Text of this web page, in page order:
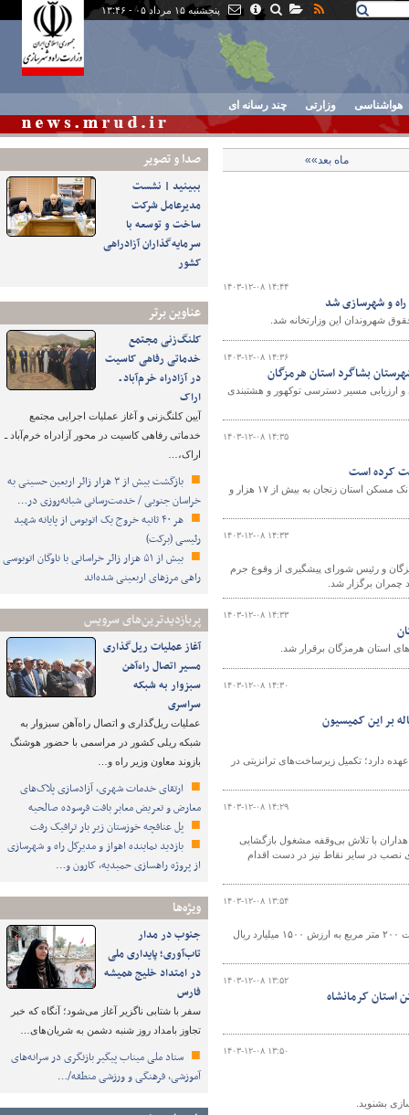
پنجشنبه ۱۵ مرداد ۰۵ - ۱۳:۴۶
هواشناسی وزارتی چند رسانه ای
صدا و تصوير
ببینید | نشست
مدیرعامل شرکت
ساخت و توسعه با
سرمایه‌گذاران آزادراهی
کشور
عناوین برتر
کلنگ‌زنی مجتمع
خدماتی رفاهی کاسیت
در آزادراه خرم‌آباد ـ
اراک
آیین کلنگ‌زنی و آغاز عملیات اجرایی مجتمع
خدماتی رفاهی کاسیت در محور آزادراه خرم‌آباد ـ
اراک،…
بازگشت بیش از ۳ هزار زائر اربعین حسینی به
خراسان جنوبی / خدمت‌رسانی شبانه‌روزی در…
هر ۴۰ ثانیه خروج یک اتوبوس از پایانه شهید
رئیسی (برکت)
بیش از ۵۱ هزار زائر خراسانی با ناوگان اتوبوسی
راهی مرزهای اربعینی شده‌اند
پربازدیدترین‌های سرویس
آغاز عملیات ریل‌گذاری
مسیر اتصال راه‌آهن
سبزوار به شبکه
سراسری
عملیات ریل‌گذاری و اتصال راه‌آهن سبزوار به
شبکه ریلی کشور در مراسمی با حضور هوشنگ
بازوند معاون وزیر راه و…
ارتقای خدمات شهری، آزادسازی پلاک‌های
معارض و تعریض معابر بافت فرسوده صالحیه
پل عنافچه خوزستان زیر بار ترافیک رفت
بازدید نماینده اهواز و مدیرکل راه و شهرسازی
از پروژه راهسازی حمیدیه، کارون و…
ویژه‌ها
جنوب در مدار
تاب‌آوری؛ پایداری ملی
در امتداد خلیج همیشه
فارس
سفر با شتابی ناگزیر آغاز می‌شود؛ آنگاه که خبر
تجاوز بامداد روز شنبه دشمن به شریان‌های…
ستاد ملی میناب پیگیر بازنگری در سرانه‌های
آموزشی، فرهنگی و ورزشی منطقه/…
ماه بعد»»
۱۴۰۳-۱۲-۰۸ ۱۴:۴۴
و شهرسازی شد
شهروندان این وزارتخانه شد.
۱۴۰۳-۱۲-۰۸ ۱۴:۳۶
بشاگرد استان هرمزگان
ارزیابی مسیر دسترسی توکهور و هشتبندی
۱۴۰۳-۱۲-۰۸ ۱۴:۳۵
مدیر امور شعب بانک مسکن استان زنجان گفت: از اول طرح نهضت ملی مسکن تاکنون بانک مسکن استان زنجان به بیش از ۱۷ هزار و
۱۴۰۳-۱۲-۰۸ ۱۴:۳۳
و رئیس شورای پیشگیری از وقوع جرم
چمران برگزار شد.
۱۴۰۳-۱۲-۰۸ ۱۴:۳۳
۱۴۰۳-۱۲-۰۸ ۱۴:۳۰
بر این کمیسیون
دارد؛ تکمیل زیرساخت‌های ترانزیتی در
۱۴۰۳-۱۲-۰۸ ۱۴:۲۹
با تلاش بی‌وقفه مشغول بازگشایی
نصب در سایر نقاط نیز در دست اقدام
۱۴۰۳-۱۲-۰۸ ۱۳:۵۴
مدیر راه و شهرسازی تهران بزرگ (تهران و شمیرانات) از رفع تصرف زمین ملی به مساحت ۲۰۰ متر مربع به ارزش ۱۵۰۰ میلیارد ریال
۱۴۰۳-۱۲-۰۸ ۱۳:۵۲
۱۴۰۳-۱۲-۰۸ ۱۳:۵۰
بشنوید.